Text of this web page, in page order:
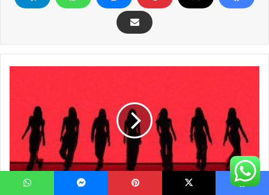
جديدة
أعضاء
BABYMONSTER (بيبي مونستر) فرقة جديدة من سبعة